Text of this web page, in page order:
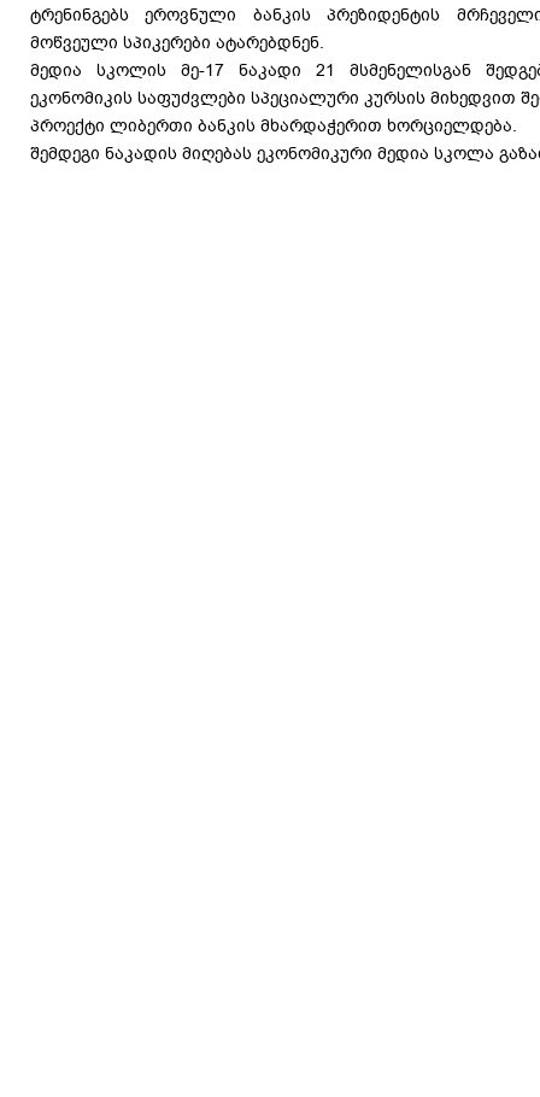
ტრენინგებს ეროვნული ბანკის პრეზიდენტის
მოწვეული სპიკერები ატარებდნენ.
მედია სკოლის მე-17 ნაკადი 21 მსმენელისგან
ეკონომიკის საფუძვლები სპეციალური კურსის მიხედვით
პროექტი ლიბერთი ბანკის მხარდაჭერით ხორციელდება.
შემდეგი ნაკადის მიღებას ეკონომიკური მედია სკოლა